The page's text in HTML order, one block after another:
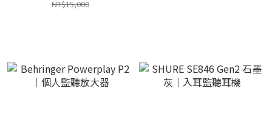
NT$15,000